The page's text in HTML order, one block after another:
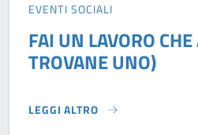
EVENTI SOCIALI
FAI UN LAVORO
TROVANE UNO)
LEGGI ALTRO
FAI UN LAVORO CHE AMI (O